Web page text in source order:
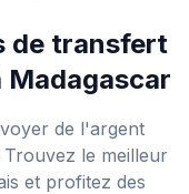
de transfert
Madagascar
de l'argent
Trouvez le meilleur
et profitez des